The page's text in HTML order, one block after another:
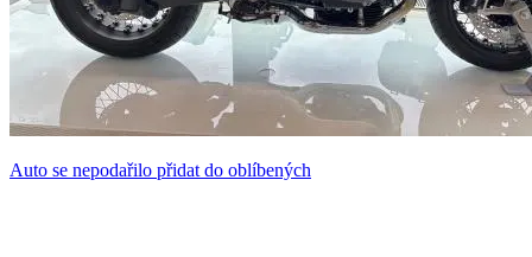
Auto se nepodařilo přidat do oblíbených